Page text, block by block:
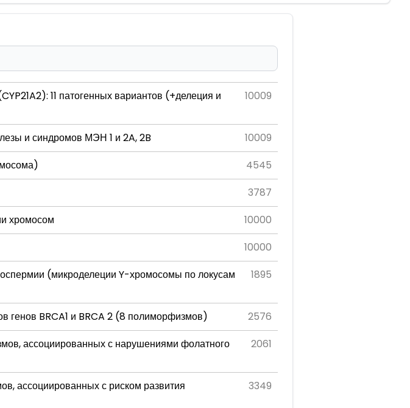
11 патогенных вариантов (+делеция и
10009
и синдромов МЭН 1 и 2A, 2B
10009
4545
3787
хромосом
10000
10000
(микроделеции Y-хромосомы по локусам
1895
генов BRCA1 и BRCA 2 (8 полиморфизмов)
2576
ассоциированных с нарушениями фолатного
2061
ассоциированных с риском развития
3349